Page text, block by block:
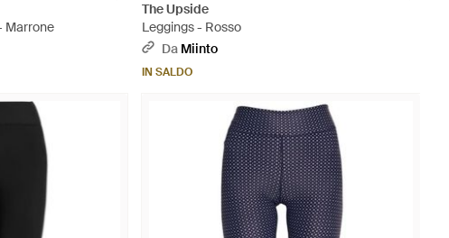
Marrone
The Upside
Leggings - Rosso
Da Miinto
IN SALDO